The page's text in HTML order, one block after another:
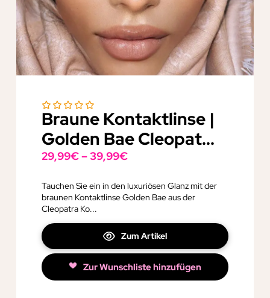
Braune Kontaktlinse |
Golden Bae Cleopat...
29,99€–39,99€
Tauchen Sie ein in den luxuriösen Glanz mit der
braunen Kontaktlinse Golden Bae aus der
Cleopatra Ko...
Zum Artikel
Zur Wunschliste hinzufügen